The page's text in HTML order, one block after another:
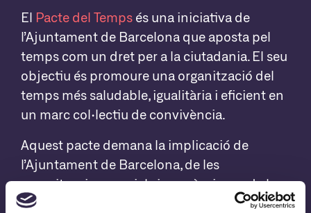
El Pacte del Temps és una iniciativa de
l’Ajuntament de Barcelona que aposta pel
temps com un dret per a la ciutadania. El seu
objectiu és promoure una organització del
temps més saludable, igualitària i eficient en
un marc col·lectiu de convivència.
Aquest pacte demana la implicació de
l’Ajuntament de Barcelona, de les
organitzacions socials i econòmiques de la
ciutat (empreses, associacions, fundacions,